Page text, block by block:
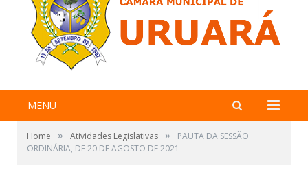
MENU
Home » Atividades Legislativas »
PAUTA DA SESSÃO
ORDINÁRIA, DE 20 DE AGOSTO DE 2021